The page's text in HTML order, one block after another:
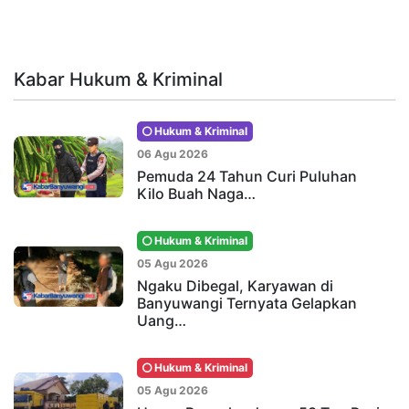
Kabar Hukum & Kriminal
Hukum & Kriminal
06 Agu 2026
Pemuda 24 Tahun Curi Puluhan
Kilo Buah Naga…
Hukum & Kriminal
05 Agu 2026
Ngaku Dibegal, Karyawan di
Banyuwangi Ternyata Gelapkan
Uang…
Hukum & Kriminal
05 Agu 2026